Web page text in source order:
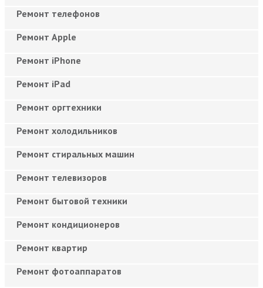
Ремонт телефонов
Ремонт Apple
Ремонт iPhone
Ремонт iPad
Ремонт оргтехники
Ремонт холодильников
Ремонт стиральных машин
Ремонт телевизоров
Ремонт бытовой техники
Ремонт кондиционеров
Ремонт квартир
Ремонт фотоаппаратов